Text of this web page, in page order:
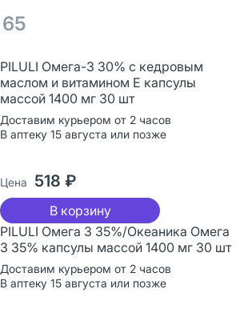
65
PILULI Омега-3 30% с кедровым
маслом и витамином E капсулы
массой 1400 мг 30 шт
Доставим курьером от 2 часов
В аптеку 15 августа или позже
Цена 518 ₽
В корзину
PILULI Омега 3 35%/Океаника Омега
3 35% капсулы массой 1400 мг 30 шт
Доставим курьером от 2 часов
В аптеку 15 августа или позже